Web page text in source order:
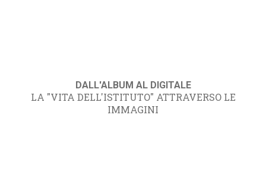
DALL'ALBUM AL DIGITALE
LA "VITA DELL'ISTITUTO" ATTRAVERSO LE
IMMAGINI